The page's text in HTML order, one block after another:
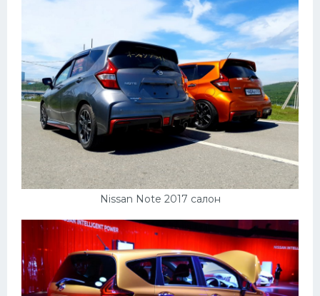
Nissan Note 2017 салон